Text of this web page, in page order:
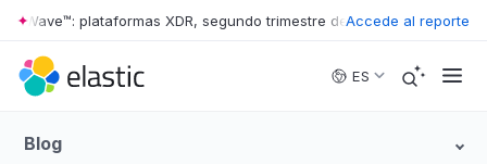
Skip to main content
Wave™: plataformas XDR, segundo trimestre de 2026 • The Forrester
Accede al reporte
ES
Blog